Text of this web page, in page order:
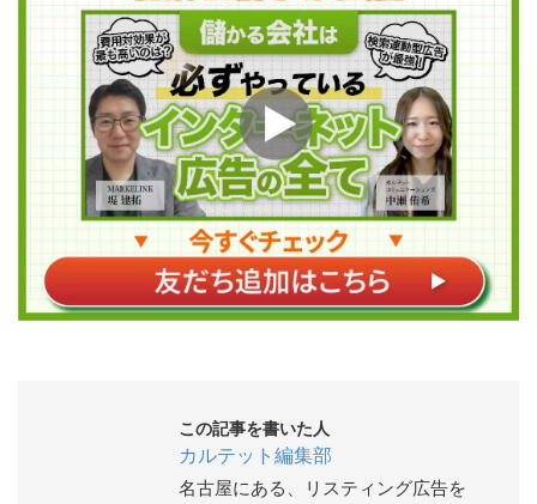
この記事を書いた人
カルテット編集部
名古屋にある、リスティング広告を